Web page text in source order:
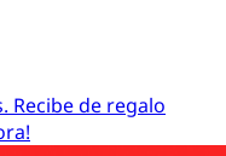
Recibe de regalo